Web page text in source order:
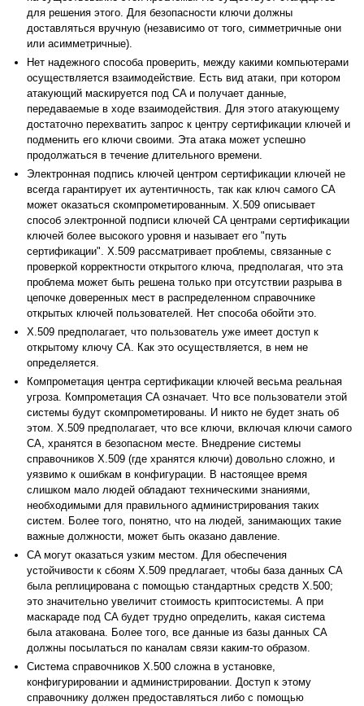
для решения этого. Для безопасности ключи должны
доставляться вручную (независимо от того, симметричные они
или асимметричные).
Нет надежного способа проверить, между какими компьютерами
осуществляется взаимодействие. Есть вид атаки, при котором
атакующий маскируется под CA и получает данные,
передаваемые в ходе взаимодействия. Для этого атакующему
достаточно перехватить запрос к центру сертификации ключей и
подменить его ключи своими. Эта атака может успешно
продолжаться в течение длительного времени.
Электронная подпись ключей центром сертификации ключей не
всегда гарантирует их аутентичность, так как ключ самого CA
может оказаться скомпрометированным. X.509 описывает
способ электронной подписи ключей CA центрами сертификации
ключей более высокого уровня и называет его "путь
сертификации". X.509 рассматривает проблемы, связанные с
проверкой корректности открытого ключа, предполагая, что эта
проблема может быть решена только при отсутствии разрыва в
цепочке доверенных мест в распределенном справочнике
открытых ключей пользователей. Нет способа обойти это.
X.509 предполагает, что пользователь уже имеет доступ к
открытому ключу CA. Как это осуществляется, в нем не
определяется.
Компрометация центра сертификации ключей весьма реальная
угроза. Компрометация CA означает. Что все пользователи этой
системы будут скомпрометированы. И никто не будет знать об
этом. X.509 предполагает, что все ключи, включая ключи самого
CA, хранятся в безопасном месте. Внедрение системы
справочников X.509 (где хранятся ключи) довольно сложно, и
уязвимо к ошибкам в конфигурации. В настоящее время
слишком мало людей обладают техническими знаниями,
необходимыми для правильного администрирования таких
систем. Более того, понятно, что на людей, занимающих такие
важные должности, может быть оказано давление.
CA могут оказаться узким местом. Для обеспечения
устойчивости к сбоям X.509 предлагает, чтобы база данных CA
была реплицирована с помощью стандартных средств X.500;
это значительно увеличит стоимость криптосистемы. А при
маскараде под CA будет трудно определить, какая система
была атакована. Более того, все данные из базы данных CA
должны посылаться по каналам связи каким-то образом.
Система справочников X.500 сложна в установке,
конфигурировании и администрировании. Доступ к этому
справочнику должен предоставляться либо с помощью